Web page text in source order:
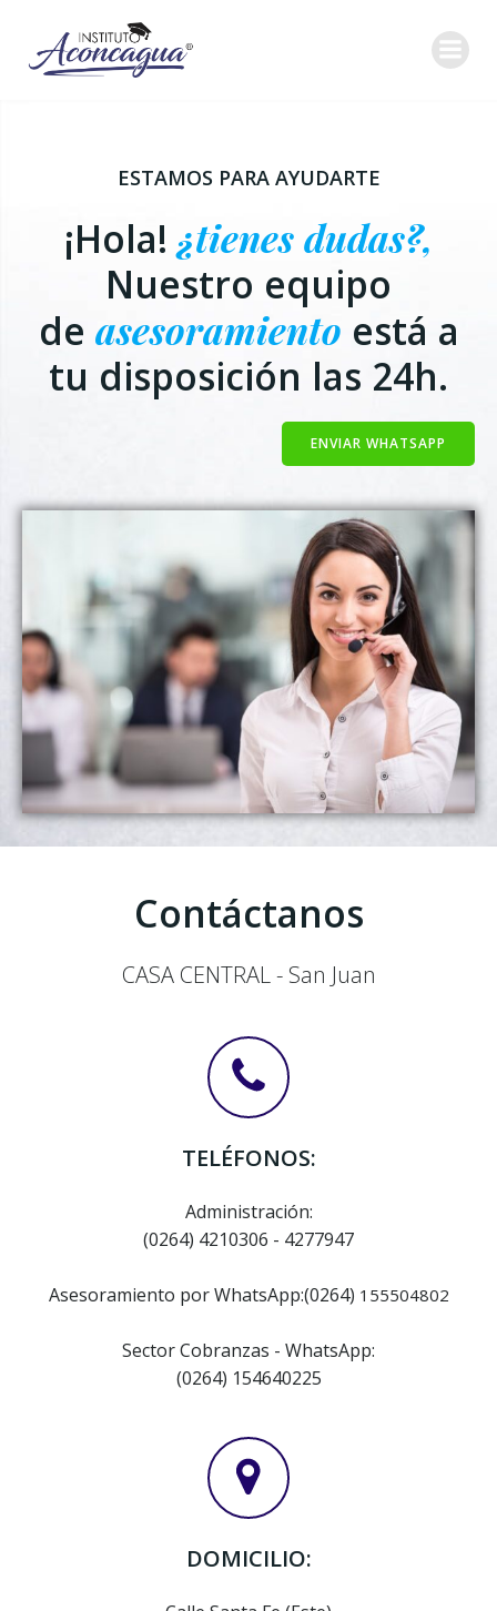
ESTAMOS PARA AYUDARTE
¡Hola!¿tienes dudas?,
Nuestro equipo
de asesoramiento está a
tu disposición las 24h.
ENVIAR WHATSAPP
Contáctanos
CASA CENTRAL - San Juan
TELÉFONOS:
Administración:
(0264) 4210306 - 4277947
Asesoramiento por WhatsApp:(0264) 155504802
Sector Cobranzas - WhatsApp:
(0264) 154640225
DOMICILIO: